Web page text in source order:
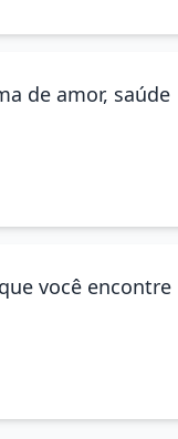
de amor, saúde
você encontre